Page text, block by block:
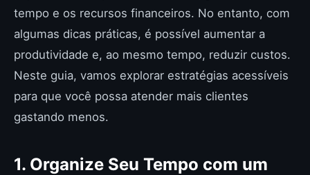
tempo e os recursos financeiros. No entanto, com
algumas dicas práticas, é possível aumentar a
produtividade e, ao mesmo tempo, reduzir custos.
Neste guia, vamos explorar estratégias acessíveis
para que você possa atender mais clientes
gastando menos.
1. Organize Seu Tempo com um